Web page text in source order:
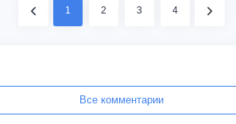
1 2 3 4
Все комментарии